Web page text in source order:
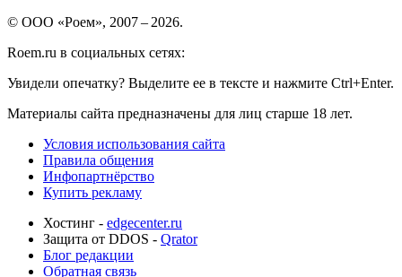
© ООО «Роем», 2007 – 2026.
Roem.ru в социальных сетях:
Увидели опечатку? Выделите ее в тексте и нажмите Ctrl+Enter.
Материалы сайта предназначены для лиц старше 18 лет.
Условия использования сайта
Правила общения
Инфопартнёрство
Купить рекламу
Хостинг - edgecenter.ru
Защита от DDOS - Qrator
Блог редакции
Обратная связь